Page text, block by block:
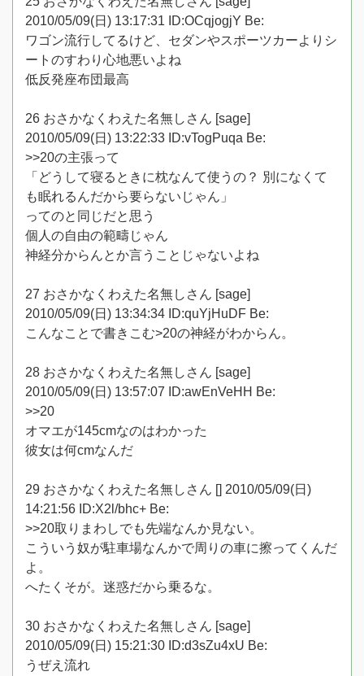
2010/05/09(日) 13:17:31 ID:OCqjogjY Be:
ワゴン流行してるけど、セダンやスポーツカーよりシ
ートのすわり心地悪いよね
低反発座布団最高
26 おさかなくわえた名無しさん [sage]
2010/05/09(日) 13:22:33 ID:vTogPuqa Be:
>>20の主張って
「どうして寝るときに枕なんて使うの？ 別になくて
も眠れるんだから要らないじゃん」
ってのと同じだと思う
個人の自由の範疇じゃん
神経分からんとか言うことじゃないよね
27 おさかなくわえた名無しさん [sage]
2010/05/09(日) 13:34:34 ID:quYjHuDF Be:
こんなことで書きこむ>20の神経がわからん。
28 おさかなくわえた名無しさん [sage]
2010/05/09(日) 13:57:07 ID:awEnVeHH Be:
>>20
オマエが145cmなのはわかった
彼女は何cmなんだ
29 おさかなくわえた名無しさん [] 2010/05/09(日)
14:21:56 ID:X2l/bhc+ Be:
>>20取りまわしでも先端なんか見ない。
こういう奴が駐車場なんかで周りの車に擦ってくんだ
よ。
へたくそが。迷惑だから乗るな。
30 おさかなくわえた名無しさん [sage]
2010/05/09(日) 15:21:30 ID:d3sZu4xU Be:
うぜえ流れ